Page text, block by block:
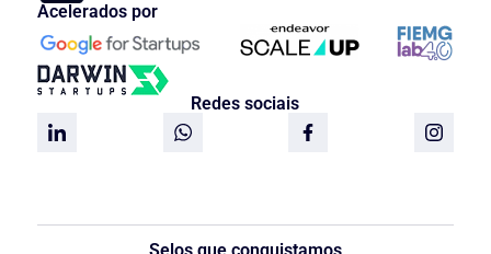
Acelerados por
Redes sociais